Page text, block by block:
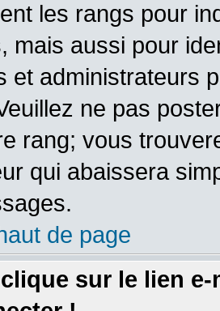
les rangs pour
mais aussi pour
et administrateurs
ne pas
rang; vous
qui abaissera
de page
sur le lien